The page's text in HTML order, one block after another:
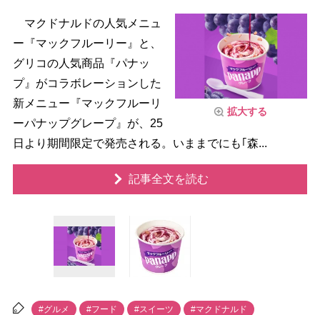
拡大する
マクドナルドの人気メニュ
ー『マックフルーリー』と、
グリコの人気商品『パナッ
プ』がコラボレーションした
新メニュー『マックフルーリ
ーパナップグレープ』が、25
日より期間限定で発売される。いままでにも｢森...
記事全文を読む
#グルメ #フード #スイーツ #マクドナルド